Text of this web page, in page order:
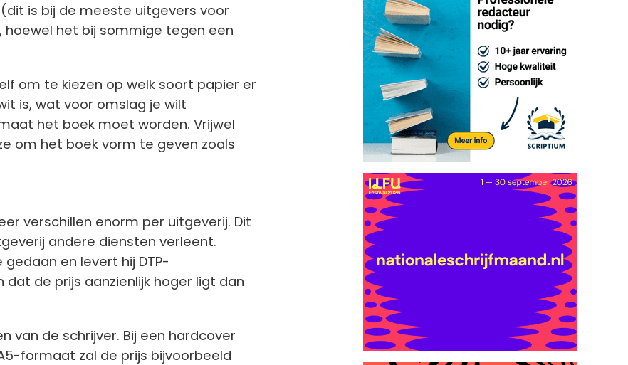
is bij de meeste uitgevers voor
hoewel het bij sommige tegen een
om te kiezen op welk soort papier er
is, wat voor omslag je wilt
het boek moet worden. Vrijwel
om het boek vorm te geven zoals
verschillen enorm per uitgeverij. Dit
andere diensten verleent.
en levert hij DTP-
de prijs aanzienlijk hoger ligt dan
van de schrijver. Bij een hardcover
formaat zal de prijs bijvoorbeeld